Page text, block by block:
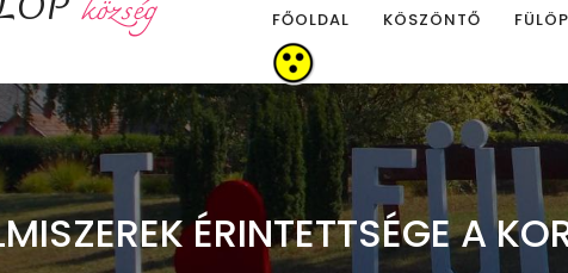
község FŐOLDAL KÖSZÖNTŐ
ÉRINTETTSÉGE A